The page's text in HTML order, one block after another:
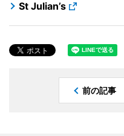
St Julian’s
前の記事